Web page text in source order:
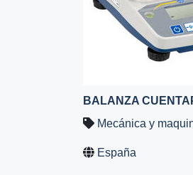
Mecánica y
España